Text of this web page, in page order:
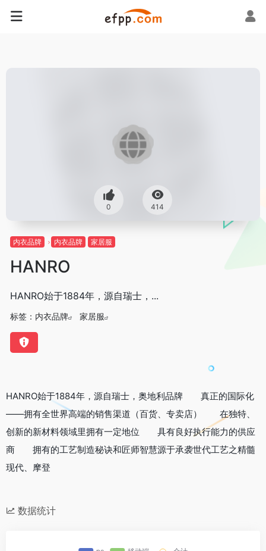
0 414
内衣品牌 内衣品牌 家居服
HANRO
HANRO始于1884年，源自瑞士，...
标签： 内衣品牌 家居服
HANRO始于1884年，源自瑞士，奥地利品牌 真正的国际化
——拥有全世界高端的销售渠道（百货、专卖店） 在独特、
创新的新材料领域里拥有一定地位 具有良好执行能力的供应
商 拥有的工艺制造秘诀和匠师智慧源于承袭世代工艺之精髓
现代、摩登
数据统计